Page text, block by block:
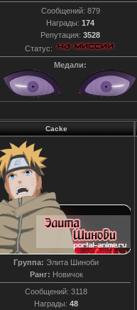
Сообщений: 879
Награды: 174
Репутация: 3528
Статус:
Медали:
Cacke
Группа: Элита Шиноби
Ранг: Новичок
Сообщений: 3118
Награды: 48